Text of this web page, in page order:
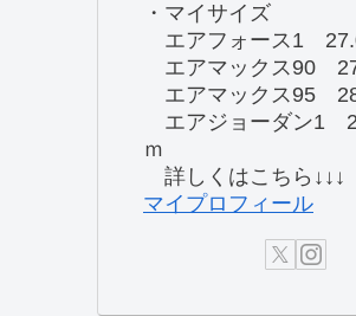
・マイサイズ
エアフォース1
エアマックス90
エアマックス95
エアジョーダン1
ｍ
詳しくはこちら↓↓↓
マイプロフィール